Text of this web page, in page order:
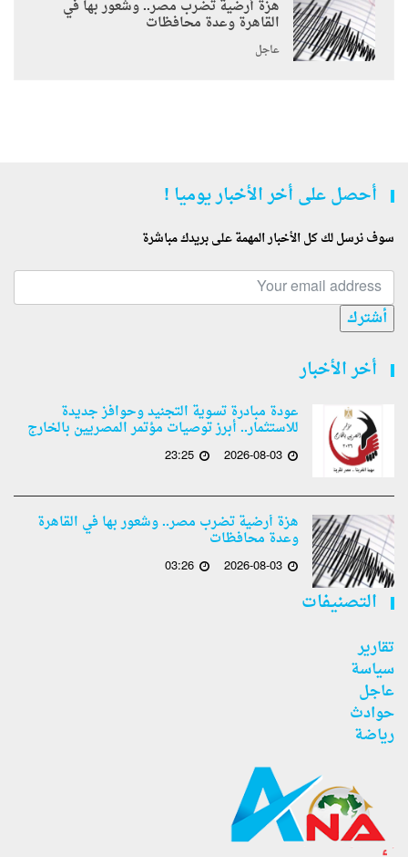
هزة أرضية تضرب مصر.. وشعور بها في
القاهرة وعدة محافظات
عاجل
أحصل على أخر الأخبار يوميا !
سوف نرسل لك كل الأخبار المهمة على بريدك مباشرة
أشترك
أخر الأخبار
عودة مبادرة تسوية التجنيد وحوافز جديدة
للاستثمار.. أبرز توصيات مؤتمر المصريين بالخارج
2026-08-03
23:25
هزة أرضية تضرب مصر.. وشعور بها في القاهرة
وعدة محافظات
2026-08-03
03:26
التصنيفات
تقارير
سياسة
عاجل
حوادث
رياضة